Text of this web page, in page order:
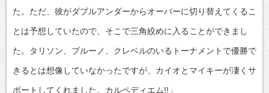
た。ただ、彼がダブルアンダーからオーバーに切り替えてくるこ
とは予想していたので、そこで三角絞めに入ることができまし
た。タリソン、ブルーノ、クレベルのいるトーナメントで優勝で
きるとは想像していなかったですが、カイオとマイキーが凄くサ
ポートしてくれました。カルペディエム!!」